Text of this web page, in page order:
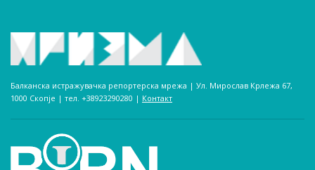
Балканска истражувачка репортерска мрежа | Ул. Мирослав Крлежа 67,
1000 Скопје | тел. +38923290280­ | Контакт